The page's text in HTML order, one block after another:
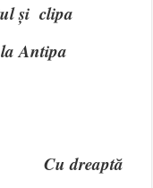
și clipa
Antipa